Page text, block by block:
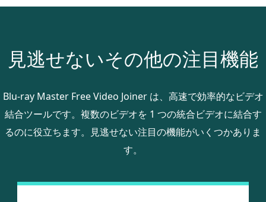
見逃せないその他の注目機能
Blu-ray Master Free Video Joiner は、高速で効率的なビデオ
結合ツールです。複数のビデオを 1 つの統合ビデオに結合す
るのに役立ちます。見逃せない注目の機能がいくつかありま
す。